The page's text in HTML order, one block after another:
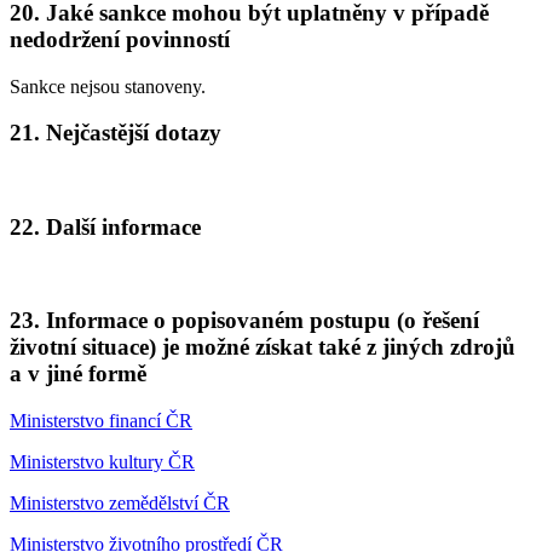
20. Jaké sankce mohou být uplatněny v případě
nedodržení povinností
Sankce nejsou stanoveny.
21. Nejčastější dotazy
22. Další informace
23. Informace o popisovaném postupu (o řešení
životní situace) je možné získat také z jiných zdrojů
a v jiné formě
Ministerstvo financí ČR
Ministerstvo kultury ČR
Ministerstvo zemědělství ČR
Ministerstvo životního prostředí ČR